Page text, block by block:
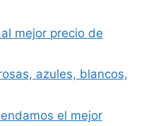
mejor precio de
azules, blancos,
el mejor